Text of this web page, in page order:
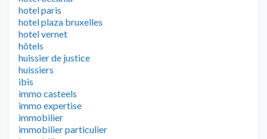
hotel paris
hotel plaza bruxelles
hotel vernet
hôtels
huissier de justice
huissiers
ibis
immo casteels
immo expertise
immobilier
immobilier particulier